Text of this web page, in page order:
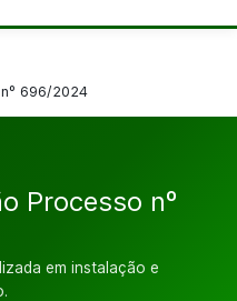
696/2024
Processo nº
em instalação e